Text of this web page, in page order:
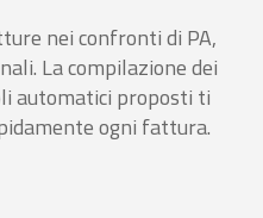
nei confronti di PA,
La compilazione dei
automatici proposti ti
ogni fattura.